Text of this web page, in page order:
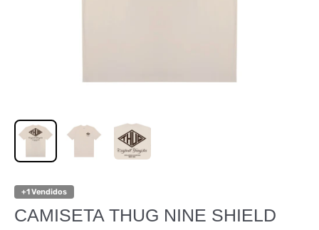
+1 Vendidos
CAMISETA THUG NINE SHIELD